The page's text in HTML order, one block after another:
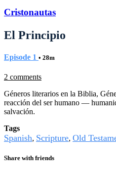
Cristonautas
El Principio
Episode 1 • 28m
2 comments
Géneros literarios en la Biblia,
reacción del ser humano —
salvación.
Tags
Spanish, Scripture, Old
Share with friends